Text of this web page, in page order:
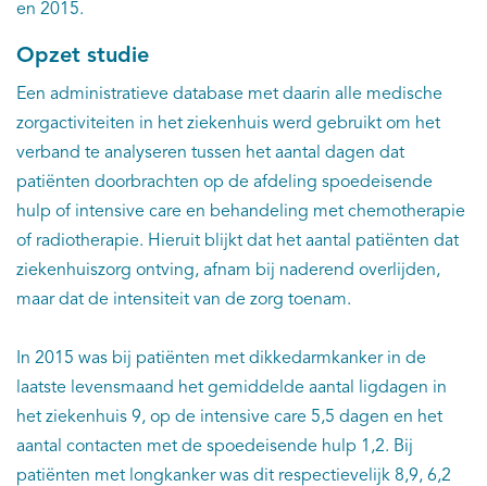
en 2015.
Opzet studie
Een administratieve database met daarin alle medische
zorgactiviteiten in het ziekenhuis werd gebruikt om het
verband te analyseren tussen het aantal dagen dat
patiënten doorbrachten op de afdeling spoedeisende
hulp of intensive care en behandeling met chemotherapie
of radiotherapie. Hieruit blijkt dat het aantal patiënten dat
ziekenhuiszorg ontving, afnam bij naderend overlijden,
maar dat de intensiteit van de zorg toenam.
In 2015 was bij patiënten met dikkedarmkanker in de
laatste levensmaand het gemiddelde aantal ligdagen in
het ziekenhuis 9, op de intensive care 5,5 dagen en het
aantal contacten met de spoedeisende hulp 1,2. Bij
patiënten met longkanker was dit respectievelijk 8,9, 6,2